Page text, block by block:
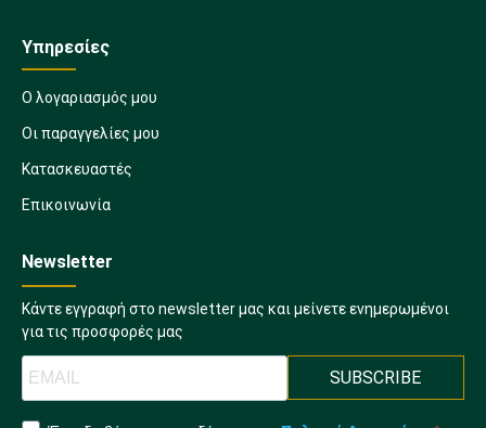
Υπηρεσίες
Ο λογαριασμός μου
Οι παραγγελίες μου
Κατασκευαστές
Επικοινωνία
Newsletter
Κάντε εγγραφή στο newsletter μας και μείνετε ενημερωμένοι
για τις προσφορές μας
SUBSCRIBE